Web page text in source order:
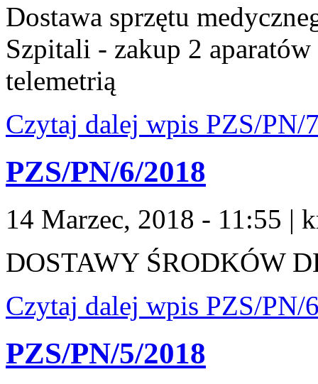
Dostawa sprzętu
Szpitali - zakup 2
telemetrią
Czytaj dalej wpis PZS/PN/
PZS/PN/6/2018
14 Marzec, 2018 - 11:55 |
DOSTAWY ŚRODKÓW
Czytaj dalej wpis PZS/PN/
PZS/PN/5/2018